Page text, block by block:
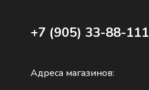
+7 (905) 33-88-111
Адреса магазинов: